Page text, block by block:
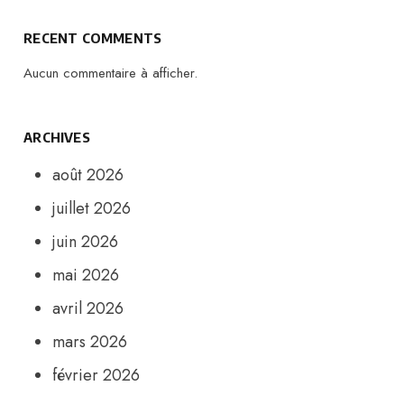
RECENT COMMENTS
Aucun commentaire à afficher.
ARCHIVES
août 2026
juillet 2026
juin 2026
mai 2026
avril 2026
mars 2026
février 2026